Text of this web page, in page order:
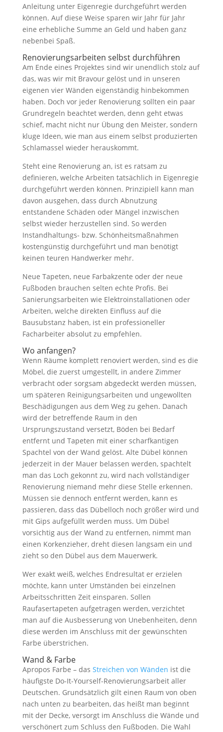
Anleitung unter Eigenregie durchgeführt werden
können. Auf diese Weise sparen wir Jahr für Jahr
eine erhebliche Summe an Geld und haben ganz
nebenbei Spaß.
Renovierungsarbeiten selbst durchführen
Am Ende eines Projektes sind wir unendlich stolz auf
das, was wir mit Bravour gelöst und in unseren
eigenen vier Wänden eigenständig hinbekommen
haben. Doch vor jeder Renovierung sollten ein paar
Grundregeln beachtet werden, denn geht etwas
schief, macht nicht nur Übung den Meister, sondern
kluge Ideen, wie man aus einem selbst produzierten
Schlamassel wieder herauskommt.
Steht eine Renovierung an, ist es ratsam zu
definieren, welche Arbeiten tatsächlich in Eigenregie
durchgeführt werden können. Prinzipiell kann man
davon ausgehen, dass durch Abnutzung
entstandene Schäden oder Mängel inzwischen
selbst wieder herzustellen sind. So werden
Instandhaltungs- bzw. Schönheitsmaßnahmen
kostengünstig durchgeführt und man benötigt
keinen teuren Handwerker mehr.
Neue Tapeten, neue Farbakzente oder der neue
Fußboden brauchen selten echte Profis. Bei
Sanierungsarbeiten wie Elektroinstallationen oder
Arbeiten, welche direkten Einfluss auf die
Bausubstanz haben, ist ein professioneller
Facharbeiter absolut zu empfehlen.
Wo anfangen?
Wenn Räume komplett renoviert werden, sind es die
Möbel, die zuerst umgestellt, in andere Zimmer
verbracht oder sorgsam abgedeckt werden müssen,
um späteren Reinigungsarbeiten und ungewollten
Beschädigungen aus dem Weg zu gehen. Danach
wird der betreffende Raum in den
Ursprungszustand versetzt, Böden bei Bedarf
entfernt und Tapeten mit einer scharfkantigen
Spachtel von der Wand gelöst. Alte Dübel können
jederzeit in der Mauer belassen werden, spachtelt
man das Loch gekonnt zu, wird nach vollständiger
Renovierung niemand mehr diese Stelle erkennen.
Müssen sie dennoch entfernt werden, kann es
passieren, dass das Dübelloch noch größer wird und
mit Gips aufgefüllt werden muss. Um Dübel
vorsichtig aus der Wand zu entfernen, nimmt man
einen Korkenzieher, dreht diesen langsam ein und
zieht so den Dübel aus dem Mauerwerk.
Wer exakt weiß, welches Endresultat er erzielen
möchte, kann unter Umständen bei einzelnen
Arbeitsschritten Zeit einsparen. Sollen
Raufasertapeten aufgetragen werden, verzichtet
man auf die Ausbesserung von Unebenheiten, denn
diese werden im Anschluss mit der gewünschten
Farbe überstrichen.
Wand & Farbe
Apropos Farbe – das Streichen von Wänden ist die
häufigste Do-It-Yourself-Renovierungsarbeit aller
Deutschen. Grundsätzlich gilt einen Raum von oben
nach unten zu bearbeiten, das heißt man beginnt
mit der Decke, versorgt im Anschluss die Wände und
verschönert zum Schluss den Fußboden. Die Wahl